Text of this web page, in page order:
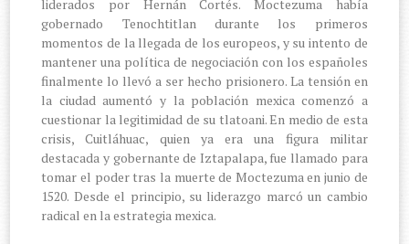
liderados por Hernán Cortés. Moctezuma había
gobernado Tenochtitlan durante los primeros
momentos de la llegada de los europeos, y su intento de
mantener una política de negociación con los españoles
finalmente lo llevó a ser hecho prisionero. La tensión en
la ciudad aumentó y la población mexica comenzó a
cuestionar la legitimidad de su tlatoani. En medio de esta
crisis, Cuitláhuac, quien ya era una figura militar
destacada y gobernante de Iztapalapa, fue llamado para
tomar el poder tras la muerte de Moctezuma en junio de
1520. Desde el principio, su liderazgo marcó un cambio
radical en la estrategia mexica.